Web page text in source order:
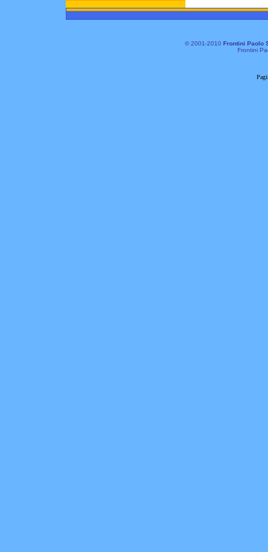
© 2001-2010 Frontini Paolo
Frontini